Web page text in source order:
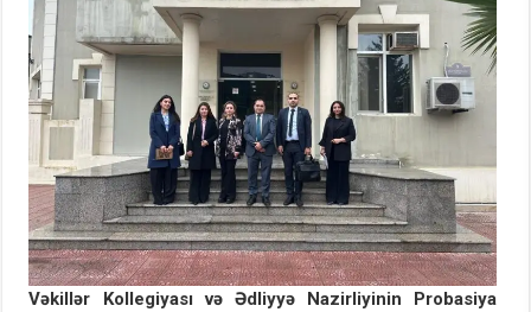
Vəkillər Kollegiyası və Ədliyyə Nazirliyinin Probasiya